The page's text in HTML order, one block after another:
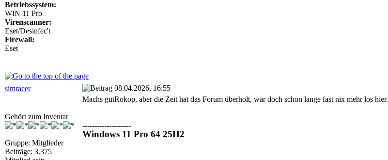
Betriebssystem:
WIN 11 Pro
Virenscanner:
Eset/Desinfec't
Firewall:
Eset
simracer 08.04.2026, 16:55
Gehört zum Inventar
Gruppe: Mitglieder
Beiträge: 3.375
Machs gutRokop, aber die Zeit hat das Forum überholt, war doch schon lange fast nix mehr los hier.
--------------------
Windows 11 Pro 64 25H2